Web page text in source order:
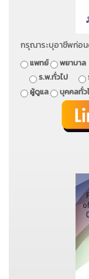
กรุณาระบุอาชีพก่อน
แพทย์ พยาบาล
ร.พ.ทั่วไป
ผู้ดูแล
บุคคลทั่ว